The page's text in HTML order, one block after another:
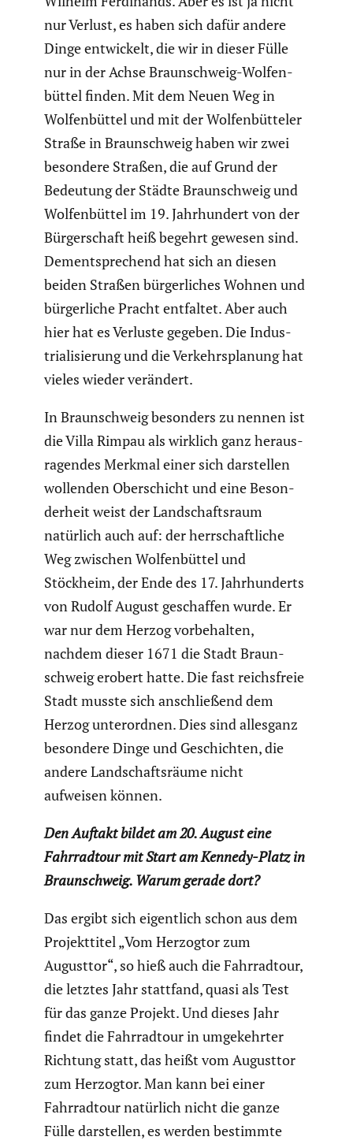
nur Verlust, es haben sich dafür andere
Dinge entwi­ckelt, die wir in dieser Fülle
nur in der Achse Braun­schweig-Wolfen­
büttel finden. Mit dem Neuen Weg in
Wolfen­büttel und mit der Wolfen­büt­teler
Straße in Braun­schweig haben wir zwei
besondere Straßen, die auf Grund der
Bedeutung der Städte Braun­schweig und
Wolfen­büttel im 19. Jahrhun­dert von der
Bürger­schaft heiß begehrt gewesen sind.
Dementspre­chend hat sich an diesen
beiden Straßen bürger­li­ches Wohnen und
bürger­liche Pracht entfaltet. Aber auch
hier hat es Verluste gegeben. Die Indus­
tria­li­sie­rung und die Verkehrs­pla­nung hat
vieles wieder verändert.
In Braun­schweig besonders zu nennen ist
die Villa Rimpau als wirklich ganz heraus­
ra­gendes Merkmal einer sich darstellen
wollenden Oberschicht und eine Beson­
der­heit weist der Landschafts­raum
natürlich auch auf: der herrschaft­liche
Weg zwischen Wolfen­büttel und
Stöckheim, der Ende des 17. Jahrhun­derts
von Rudolf August geschaffen wurde. Er
war nur dem Herzog vorbe­halten,
nachdem dieser 1671 die Stadt Braun­
schweig erobert hatte. Die fast reichs­freie
Stadt musste sich anschlie­ßend dem
Herzog unter­ordnen. Dies sind allesganz
besondere Dinge und Geschichten, die
andere Landschafts­räume nicht
aufweisen können.
Den Auftakt bildet am 20. August eine
Fahrrad­tour mit Start am Kennedy-Platz in
Braun­schweig. Warum gerade dort?
Das ergibt sich eigent­lich schon aus dem
Projekt­titel „Vom Herzogtor zum
Augusttor“, so hieß auch die Fahrrad­tour,
die letztes Jahr stattfand, quasi als Test
für das ganze Projekt. Und dieses Jahr
findet die Fahrrad­tour in umgekehrter
Richtung statt, das heißt vom Augusttor
zum Herzogtor. Man kann bei einer
Fahrrad­tour natürlich nicht die ganze
Fülle darstellen, es werden bestimmte